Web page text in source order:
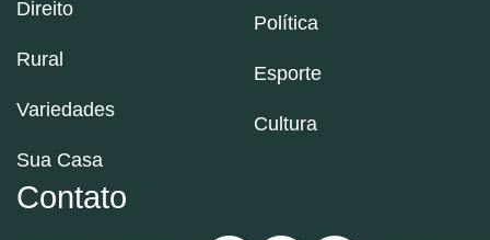
Direito
Rural
Variedades
Sua Casa
Política
Esporte
Cultura
Contato